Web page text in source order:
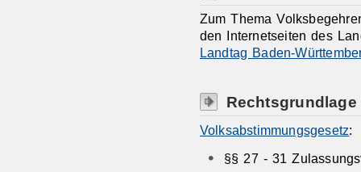
Zum Thema
den Internetseiten des
Landtag Baden-
Rechtsgrundlage
Volksabstimmungsgesetz:
§§ 27 - 31